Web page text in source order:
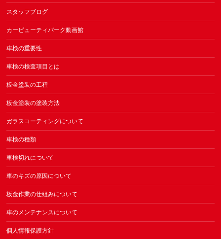
スタッフブログ
カービューティパーク動画館
車検の重要性
車検の検査項目とは
板金塗装の工程
板金塗装の塗装方法
ガラスコーティングについて
車検の種類
車検切れについて
車のキズの原因について
板金作業の仕組みについて
車のメンテナンスについて
個人情報保護方針